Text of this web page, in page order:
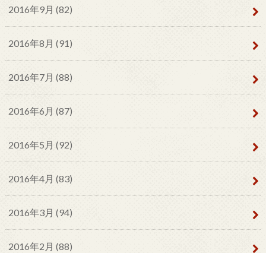
2016年9月 (82)
2016年8月 (91)
2016年7月 (88)
2016年6月 (87)
2016年5月 (92)
2016年4月 (83)
2016年3月 (94)
2016年2月 (88)